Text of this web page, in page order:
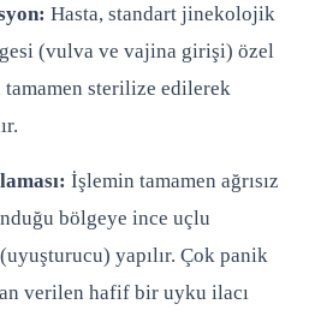
Hasta, standart jinekolojik
(vulva ve vajina girişi) özel
sterilize edilerek
İşlemin tamamen ağrısız
bölgeye ince uçlu
yapılır. Çok panik
verilen hafif bir uyku ilacı